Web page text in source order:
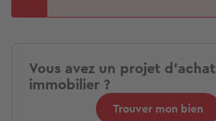
Vous avez un projet d'achat
immobilier ?
Trouver mon bien